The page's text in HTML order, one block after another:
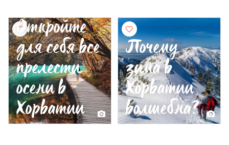
Откройте
для себя все
прелести
осени в
Хорватии
Почему
зима в
Хорватии
волшебна?